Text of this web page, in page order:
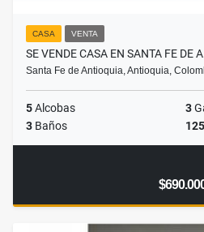
CASA VENTA
SE VENDE CASA EN SANTA FE DE
Santa Fe de Antioquia, Antioquia,
5Alcobas 3
3 Baños 125